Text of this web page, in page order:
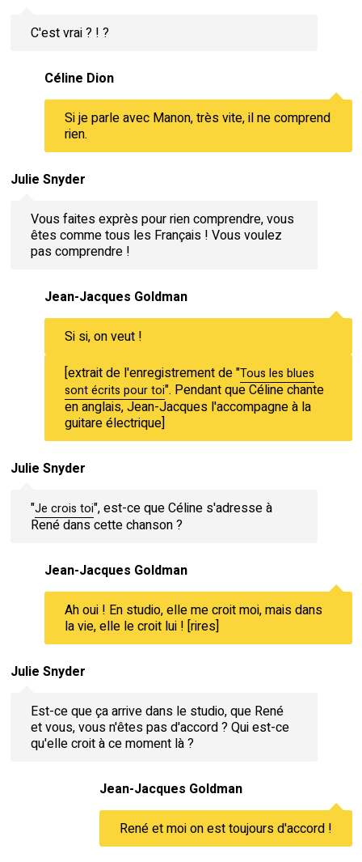
C'est vrai ? ! ?
Céline Dion
Si je parle avec Manon, très vite, il ne comprend
rien.
Julie Snyder
Vous faites exprès pour rien comprendre, vous
êtes comme tous les Français ! Vous voulez
pas comprendre !
Jean-Jacques Goldman
Si si, on veut !
[extrait de l'enregistrement de "Tous les blues
sont écrits pour toi". Pendant que Céline chante
en anglais, Jean-Jacques l'accompagne à la
guitare électrique]
Julie Snyder
"Je crois toi", est-ce que Céline s'adresse à
René dans cette chanson ?
Jean-Jacques Goldman
Ah oui ! En studio, elle me croit moi, mais dans
la vie, elle le croit lui ! [rires]
Julie Snyder
Est-ce que ça arrive dans le studio, que René
et vous, vous n'êtes pas d'accord ? Qui est-ce
qu'elle croit à ce moment là ?
Jean-Jacques Goldman
René et moi on est toujours d'accord !